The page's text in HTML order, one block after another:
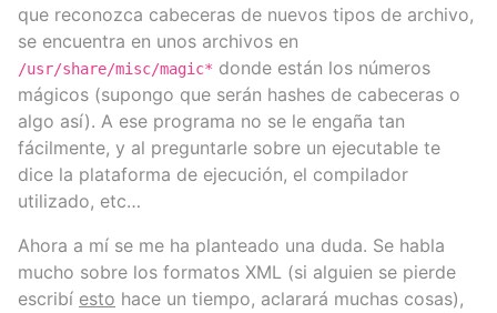
que reconozca cabeceras de nuevos tipos de archivo,
se encuentra en unos archivos en
/usr/share/misc/magic* donde están los números
mágicos (supongo que serán hashes de cabeceras o
algo así). A ese programa no se le engaña tan
fácilmente, y al preguntarle sobre un ejecutable te
dice la plataforma de ejecución, el compilador
utilizado, etc…
Ahora a mí se me ha planteado una duda. Se habla
mucho sobre los formatos XML (si alguien se pierde
escribí esto hace un tiempo, aclarará muchas cosas),